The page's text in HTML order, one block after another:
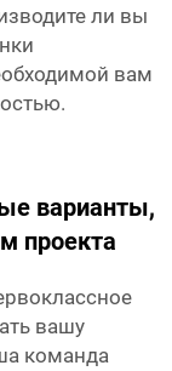
ли вы
вам
варианты,
проекта
вашу
команда